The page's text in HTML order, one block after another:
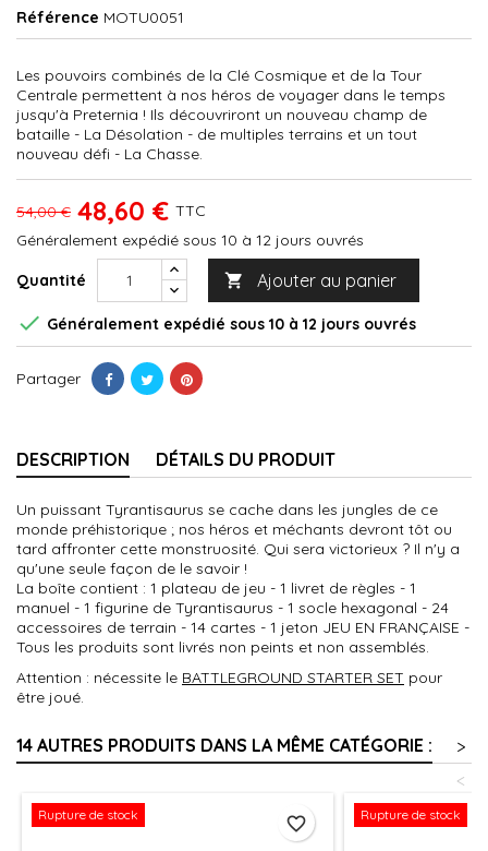
Référence MOTU0051
Les pouvoirs combinés de la Clé Cosmique et de la Tour
Centrale permettent à nos héros de voyager dans le temps
jusqu'à Preternia ! Ils découvriront un nouveau champ de
bataille - La Désolation - de multiples terrains et un tout
nouveau défi - La Chasse.
54,00 € 48,60 € TTC
Généralement expédié sous 10 à 12 jours ouvrés
Quantité  Ajouter au panier
 Généralement expédié sous 10 à 12 jours ouvrés
Partager
DESCRIPTION DÉTAILS DU PRODUIT
Un puissant Tyrantisaurus se cache dans les jungles de ce
monde préhistorique ; nos héros et méchants devront tôt ou
tard affronter cette monstruosité. Qui sera victorieux ? Il n'y a
qu'une seule façon de le savoir !
La boîte contient : 1 plateau de jeu - 1 livret de règles - 1
manuel - 1 figurine de Tyrantisaurus - 1 socle hexagonal - 24
accessoires de terrain - 14 cartes - 1 jeton JEU EN FRANÇAISE -
Tous les produits sont livrés non peints et non assemblés.
Attention : nécessite le BATTLEGROUND STARTER SET pour
être joué.
14 AUTRES PRODUITS DANS LA MÊME CATÉGORIE :
>
<
Rupture de stock favorite_border Rupture de stock